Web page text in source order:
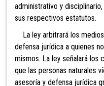
administrativo y
sus respectivos estatutos.
La ley arbitrará los
defensa jurídica a quienes
mismos. La ley señalará los
que las personas naturales
asesoría y defensa jurídica